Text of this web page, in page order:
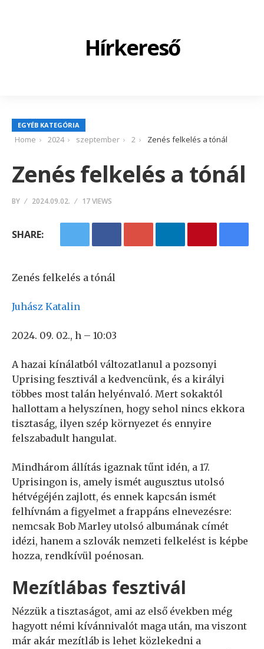
Hírkereső
EGYÉB KATEGÓRIA
Home 2024 szeptember 2 Zenés felkelés a tónál
Zenés felkelés a tónál
BY 2024.09.02. 17 VIEWS
SHARE:
Zenés felkelés a tónál
Juhász Katalin
2024. 09. 02., h – 10:03
A hazai kínálatból változatlanul a pozsonyi
Uprising fesztivál a kedvencünk, és a királyi
többes most talán helyénvaló. Mert sokaktól
hallottam a helyszínen, hogy sehol nincs ekkora
tisztaság, ilyen szép környezet és ennyire
felszabadult hangulat.
Mindhárom állítás igaznak tűnt idén, a 17.
Uprisingon is, amely ismét augusztus utolsó
hétvégéjén zajlott, és ennek kapcsán ismét
felhívnám a figyelmet a frappáns elnevezésre:
nemcsak Bob Marley utolsó albumának címét
idézi, hanem a szlovák nemzeti felkelést is képbe
hozza, rendkívül poénosan.
Mezítlábas fesztivál
Nézzük a tisztaságot, ami az első években még
hagyott némi kívánnivalót maga után, ma viszont
már akár mezítláb is lehet közlekedni a